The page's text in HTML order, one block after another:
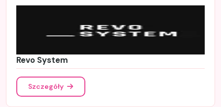
Revo System
Szczegóły